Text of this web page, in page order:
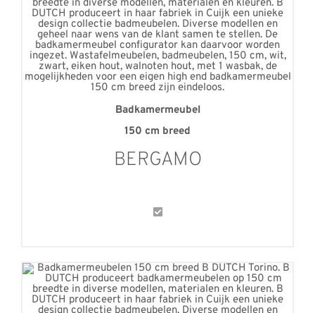
Badkamermeubel
150 cm breed
BERGAMO